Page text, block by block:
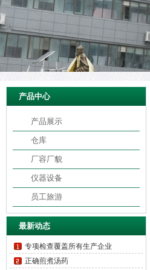
产品中心
产品展示
仓库
厂容厂貌
仪器设备
员工旅游
最新动态
专项检查覆盖所有生产企业
正确煎煮汤药